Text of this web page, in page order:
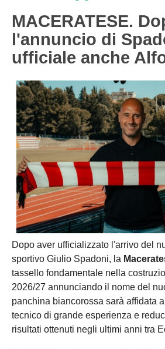
MACERATESE.
l'annuncio di
ufficiale anche
Dopo aver ufficializzato l'arrivo del
sportivo Giulio Spadoni, la
tassello fondamentale nella
2026/27 annunciando il nome del
panchina biancorossa sarà affidata a
tecnico di grande esperienza e
risultati ottenuti negli ultimi anni tra